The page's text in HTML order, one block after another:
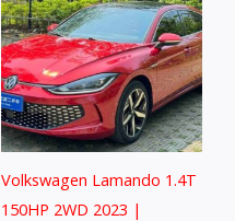
Volkswagen Lamando 1.4T
150HP 2WD 2023 |